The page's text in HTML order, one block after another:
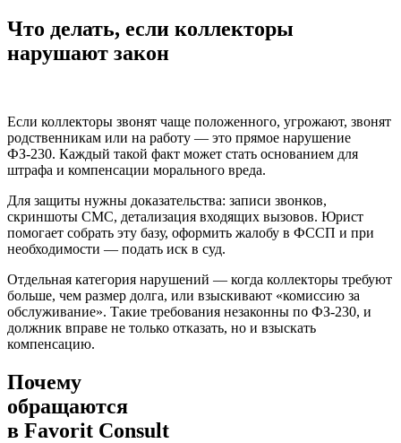
Что делать, если коллекторы
нарушают закон
Если коллекторы звонят чаще положенного, угрожают, звонят
родственникам или на работу — это прямое нарушение
ФЗ-230. Каждый такой факт может стать основанием для
штрафа и компенсации морального вреда.
Для защиты нужны доказательства: записи звонков,
скриншоты СМС, детализация входящих вызовов. Юрист
помогает собрать эту базу, оформить жалобу в ФССП и при
необходимости — подать иск в суд.
Отдельная категория нарушений — когда коллекторы требуют
больше, чем размер долга, или взыскивают «комиссию за
обслуживание». Такие требования незаконны по ФЗ-230, и
должник вправе не только отказать, но и взыскать
компенсацию.
Почему
обращаются
в Favorit Consult